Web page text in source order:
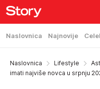
Naslovnica Najnovije
Naslovnica Lifestyle
imati najviše novca u srpnju